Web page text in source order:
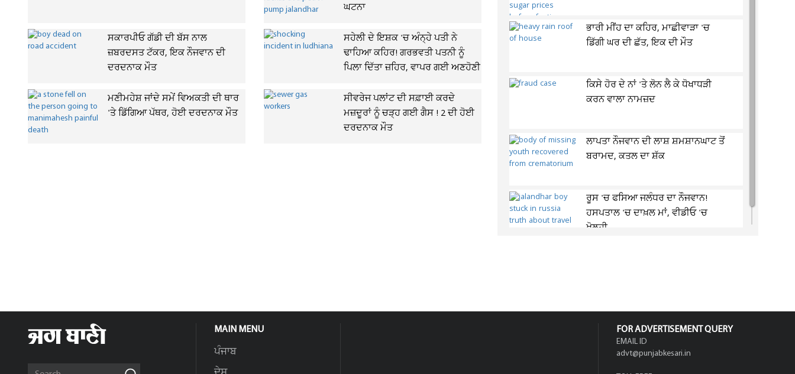
ਘਟਨਾ
ਸਕਾਰਪੀਓ ਗੱਡੀ ਦੀ ਬੱਸ ਨਾਲ
ਜ਼ਬਰਦਸਤ ਟੱਕਰ, ਇਕ ਨੌਜਵਾਨ ਦੀ
ਦਰਦਨਾਕ ਮੌਤ
ਸਹੇਲੀ ਦੇ ਇਸ਼ਕ 'ਚ ਅੰਨ੍ਹੇ ਪਤੀ ਨੇ
ਢਾਹਿਆ ਕਹਿਰ! ਗਰਭਵਤੀ ਪਤਨੀ ਨੂੰ
ਪਿਲਾ ਦਿੱਤਾ ਜ਼ਹਿਰ, ਵਾਪਰ ਗਈ ਅਣਹੋਣੀ
ਮਣੀਮਹੇਸ਼ ਜਾਂਦੇ ਸਮੇਂ ਵਿਅਕਤੀ ਦੀ ਥਾਰ
'ਤੇ ਡਿੱਗਿਆ ਪੱਥਰ, ਹੋਈ ਦਰਦਨਾਕ ਮੌਤ
ਸੀਵਰੇਜ ਪਲਾਂਟ ਦੀ ਸਫ਼ਾਈ ਕਰਦੇ
ਮਜ਼ਦੂਰਾਂ ਨੂੰ ਚੜ੍ਹ ਗਈ ਗੈਸ ! 2 ਦੀ ਹੋਈ
ਦਰਦਨਾਕ ਮੌਤ
ਭਾਰੀ ਮੀਂਹ ਦਾ ਕਹਿਰ, ਮਾਛੀਵਾੜਾ 'ਚ
ਡਿੱਗੀ ਘਰ ਦੀ ਛੱਤ, ਇਕ ਦੀ ਮੌਤ
ਕਿਸੇ ਹੋਰ ਦੇ ਨਾਂ 'ਤੇ ਲੋਨ ਲੈ ਕੇ ਧੋਖਾਧੜੀ
ਕਰਨ ਵਾਲਾ ਨਾਮਜ਼ਦ
ਲਾਪਤਾ ਨੌਜਵਾਨ ਦੀ ਲਾਸ਼ ਸ਼ਮਸ਼ਾਨਘਾਟ ਤੋਂ
ਬਰਾਮਦ, ਕਤਲ ਦਾ ਸ਼ੱਕ
ਰੂਸ 'ਚ ਫਸਿਆ ਜਲੰਧਰ ਦਾ ਨੌਜਵਾਨ!
ਹਸਪਤਾਲ 'ਚ ਦਾਖ਼ਲ ਮਾਂ, ਵੀਡੀਓ 'ਚ
ਖੋਲ੍ਹੀ...
MAIN MENU
ਪੰਜਾਬ
FOR ADVERTISEMENT QUERY
EMAIL ID
advt@punjabkesari.in